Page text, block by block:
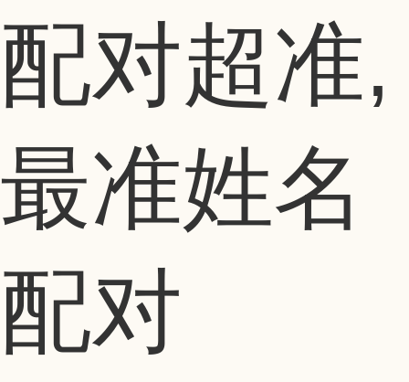
配对超准,
最准姓名
配对